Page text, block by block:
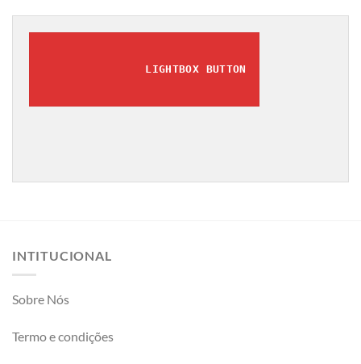
LIGHTBOX BUTTON
INTITUCIONAL
Sobre Nós
Termo e condições